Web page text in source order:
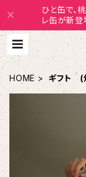
ひと缶で、
レ缶が新登
HOME ギフト (